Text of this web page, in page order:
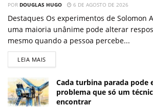
POR DOUGLAS HUGO 6 DE AGOSTO DE 2026
Destaques Os experimentos de Solomon
uma maioria unânime pode alterar
mesmo quando a pessoa percebe...
LEIA MAIS
Cada turbina parada pode
problema que só um
encontrar